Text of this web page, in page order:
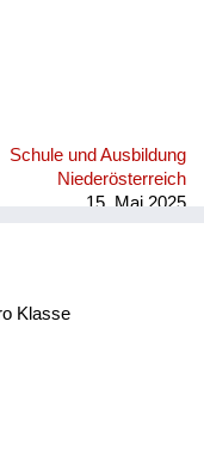
Schule und Ausbildung
Niederösterreich
15. Mai 2025
Klasse